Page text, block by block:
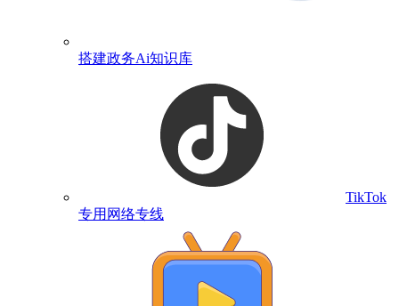
搭建政务Ai知识库
TikTok
专用网络专线